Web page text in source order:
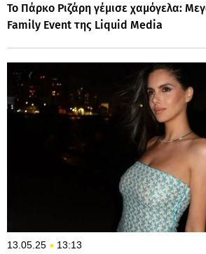
Το Πάρκο Ριζάρη γέμισε χαμόγελα:
Family Event της Liquid Media
13.05.25 13:13